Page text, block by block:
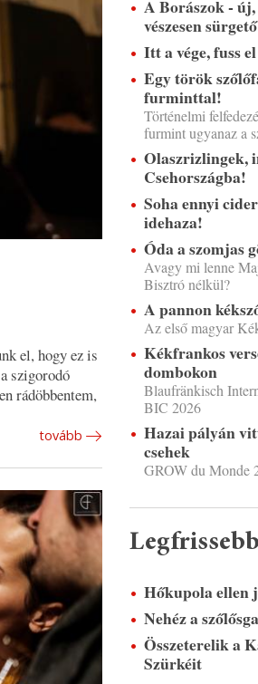
el, hogy ez is
szigorodó
rádöbbentem,
tovább
A Borászok -
vészesen
Itt a vége, fuss
Egy török
furminttal!
Történelmi
furmint ugyanaz a
Olaszrizlingek,
Csehországba!
Soha ennyi
idehaza!
Óda a szomjas
Avagy mi lenne
Bisztró nélkül?
A pannon
Az első magyar
Kékfrankos
dombokon
Blaufränkisch
BIC 2026
Hazai pályán
csehek
GROW du Monde
Legfrissebb
Hőkupola ellen
Nehéz a
Összeterelik a
Szürkéit